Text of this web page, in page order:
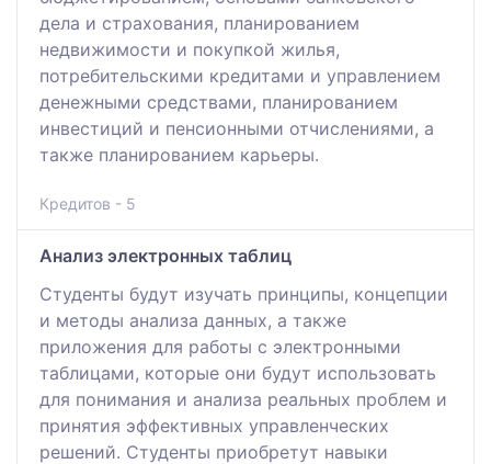
дела и страхования, планированием
недвижимости и покупкой жилья,
потребительскими кредитами и управлением
денежными средствами, планированием
инвестиций и пенсионными отчислениями, а
также планированием карьеры.
Кредитов - 5
Анализ электронных таблиц
Студенты будут изучать принципы, концепции
и методы анализа данных, а также
приложения для работы с электронными
таблицами, которые они будут использовать
для понимания и анализа реальных проблем и
принятия эффективных управленческих
решений. Студенты приобретут навыки